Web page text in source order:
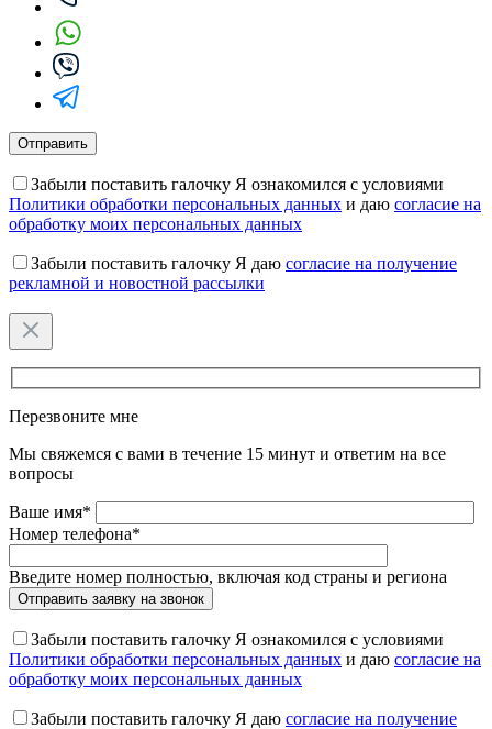
Забыли поставить галочку Я ознакомился с условиями
Политики обработки персональных данных и даю согласие на
обработку моих персональных данных
Забыли поставить галочку Я даю согласие на получение
рекламной и новостной рассылки
Оставьте
это
Перезвоните мне
Мы свяжемся с вами в течение 15 минут и ответим на все
вопросы
Ваше имя*
Номер телефона*
Введите номер полностью, включая код страны и региона
Забыли поставить галочку Я ознакомился с условиями
Политики обработки персональных данных и даю согласие на
обработку моих персональных данных
Забыли поставить галочку Я даю согласие на получение